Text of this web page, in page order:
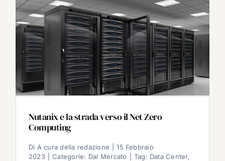
Nutanix e la strada verso il Net Zero
Computing
Di A cura della redazione
15 Febbraio
2023
Categorie: Dal Mercato Tag: Data Center,